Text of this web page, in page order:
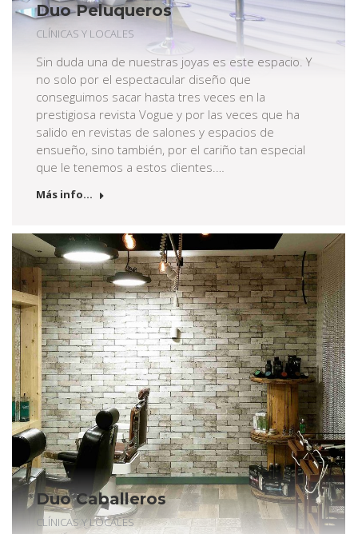
Duo Peluqueros
CLÍNICAS Y LOCALES
Sin duda una de nuestras joyas es este espacio. Y
no solo por el espectacular diseño que
conseguimos sacar hasta tres veces en la
prestigiosa revista Vogue y por las veces que ha
salido en revistas de salones y espacios de
ensueño, sino también, por el cariño tan especial
que le tenemos a estos clientes.…
Más info...
Duo Caballeros
CLÍNICAS Y LOCALES